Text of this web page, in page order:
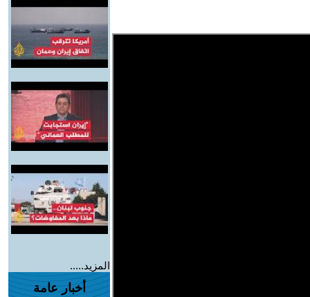
المزيد.....
أخبار عامة